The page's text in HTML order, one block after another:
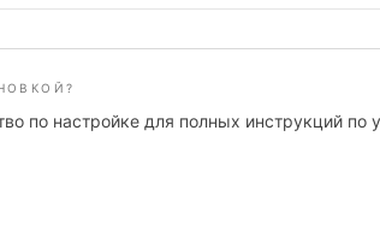
по настройке для полных инструкций по